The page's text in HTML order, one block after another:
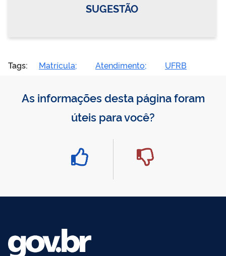
SUGESTÃO
Tags: Matrícula; Atendimento; UFRB
As informações desta página foram
úteis para você?